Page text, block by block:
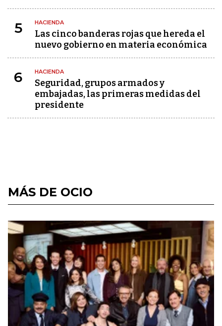
5 HACIENDA
Las cinco banderas rojas que hereda el
nuevo gobierno en materia económica
6 HACIENDA
Seguridad, grupos armados y
embajadas, las primeras medidas del
presidente
MÁS DE OCIO